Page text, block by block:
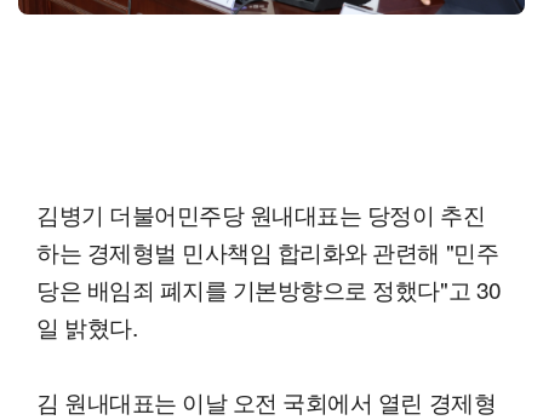
김병기 더불어민주당 원내대표는 당정이 추진
하는 경제형벌 민사책임 합리화와 관련해 "민주
당은 배임죄 폐지를 기본방향으로 정했다"고 30
일 밝혔다.
김 원내대표는 이날 오전 국회에서 열린 경제형